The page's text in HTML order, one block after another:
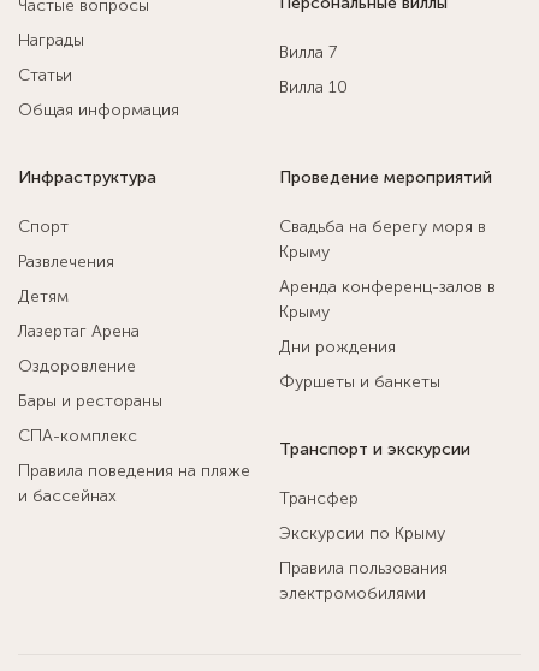
Частые вопросы
Награды
Статьи
Общая информация
Вилла 7
Вилла 10
Инфраструктура
Спорт
Развлечения
Детям
Лазертаг Арена
Оздоровление
Бары и рестораны
СПА-комплекс
Правила поведения на пляже
и бассейнах
Проведение мероприятий
Свадьба на берегу моря в
Крыму
Аренда конференц-залов в
Крыму
Дни рождения
Фуршеты и банкеты
Транспорт и экскурсии
Трансфер
Экскурсии по Крыму
Правила пользования
электромобилями